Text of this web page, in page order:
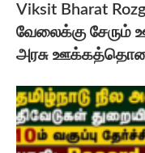
Viksit Bharat
வேலைக்கு சேரும்
அரசு